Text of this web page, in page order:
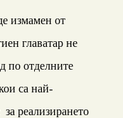
измамен от
главатар не
по отделните
са най-
реализирането